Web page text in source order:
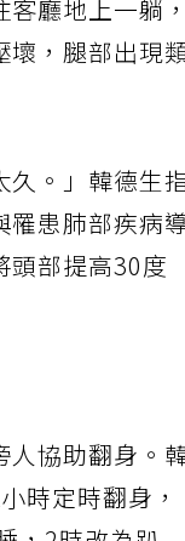
廳地上一躺，
壞，腿部出現
久。」韓德生
罹患肺部疾病
頭部提高30度
人協助翻身。
時定時翻身，